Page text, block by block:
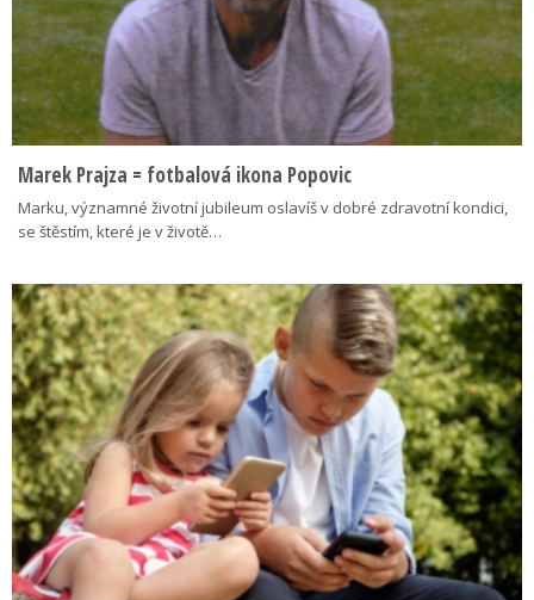
Marek Prajza = fotbalová ikona Popovic
Marku, významné životní jubileum oslavíš v dobré zdravotní kondici,
se štěstím, které je v životě…